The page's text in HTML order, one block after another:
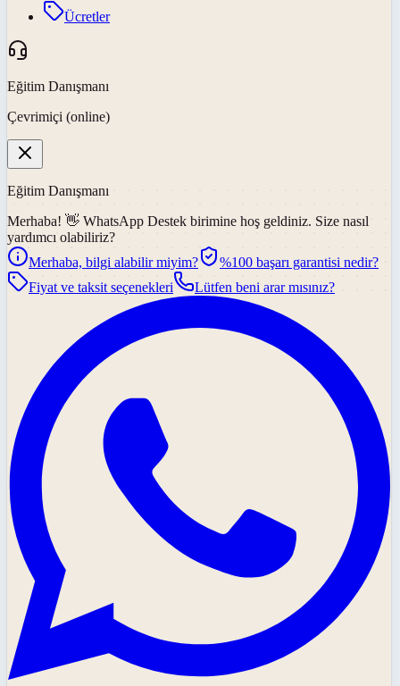
Ücretler
Eğitim Danışmanı
Çevrimiçi (online)
Eğitim Danışmanı
Merhaba! 👋 WhatsApp Destek birimine hoş geldiniz. Size nasıl
yardımcı olabiliriz?
Merhaba, bilgi alabilir miyim?
%100 başarı garantisi nedir?
Fiyat ve taksit seçenekleri
Lütfen beni arar mısınız?